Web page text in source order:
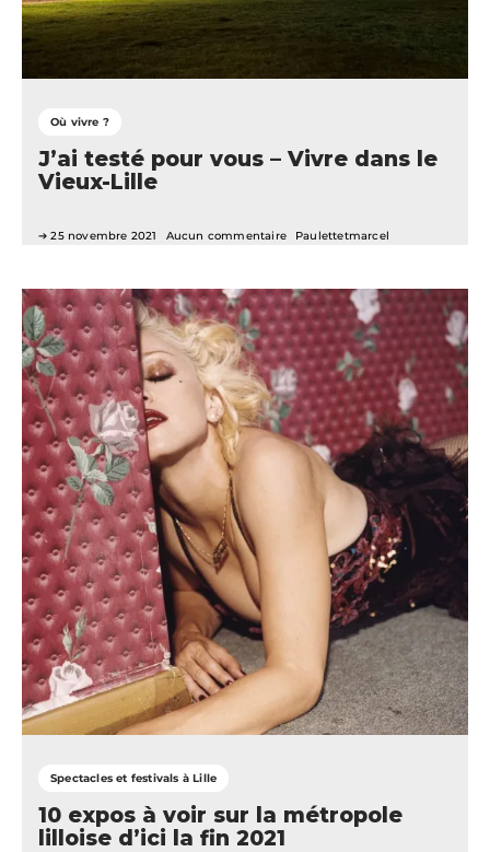
Où vivre ?
J’ai testé pour vous – Vivre dans le
Vieux-Lille
25 novembre 2021 Aucun commentaire Paulettetmarcel
Spectacles et festivals à Lille
10 expos à voir sur la métropole
lilloise d’ici la fin 2021